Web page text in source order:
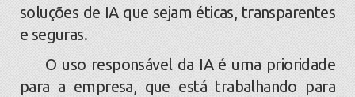
soluções de IA que sejam éticas, transparentes
e seguras.
O uso responsável da IA é uma prioridade
para a empresa, que está trabalhando para